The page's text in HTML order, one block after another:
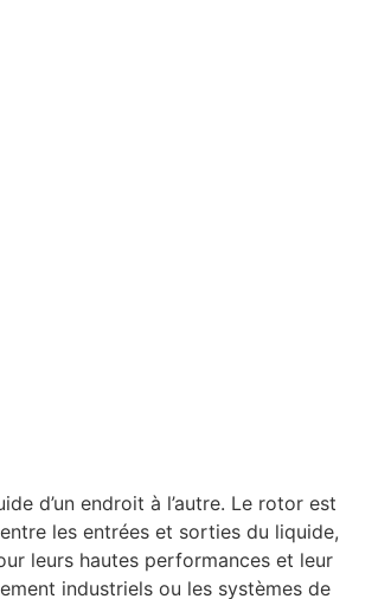
d’un endroit à l’autre. Le rotor est
les entrées et sorties du liquide,
leurs hautes performances et leur
industriels ou les systèmes de